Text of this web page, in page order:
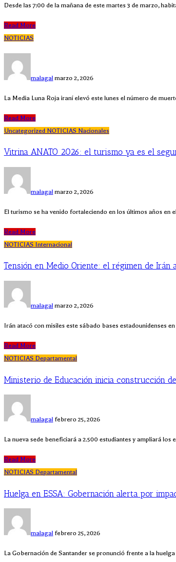
Desde las 7:00 de la mañana de este martes 3 de marzo,
Read More
NOTICIAS
malagal marzo 2, 2026
La Media Luna Roja iraní elevó este lunes el número de
Read More
Uncategorized NOTICIAS Nacionales
Vitrina ANATO 2026: el turismo ya es el
malagal marzo 2, 2026
El turismo se ha venido fortaleciendo en los últimos años en
Read More
NOTICIAS Internacional
Tensión en Medio Oriente: el régimen de Irán
malagal marzo 2, 2026
Irán atacó con misiles este sábado bases estadounidenses
Read More
NOTICIAS Departamental
Ministerio de Educación inicia construcción
malagal febrero 25, 2026
La nueva sede beneficiará a 2.500 estudiantes y ampliará
Read More
NOTICIAS Departamental
Huelga en ESSA: Gobernación alerta por
malagal febrero 25, 2026
La Gobernación de Santander se pronunció frente a la